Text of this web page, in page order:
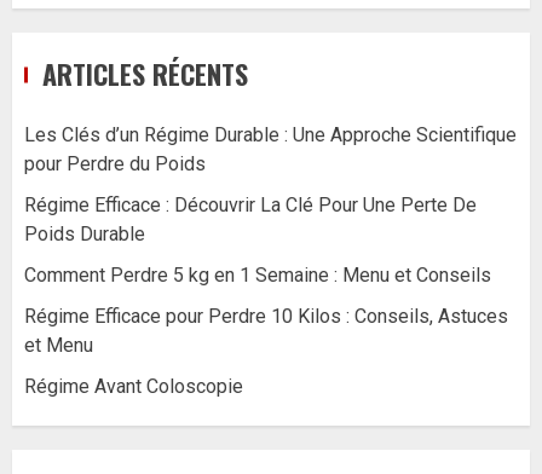
ARTICLES RÉCENTS
Les Clés d’un Régime Durable : Une Approche Scientifique
pour Perdre du Poids
Régime Efficace : Découvrir La Clé Pour Une Perte De
Poids Durable
Comment Perdre 5 kg en 1 Semaine : Menu et Conseils
Régime Efficace pour Perdre 10 Kilos : Conseils, Astuces
et Menu
Régime Avant Coloscopie